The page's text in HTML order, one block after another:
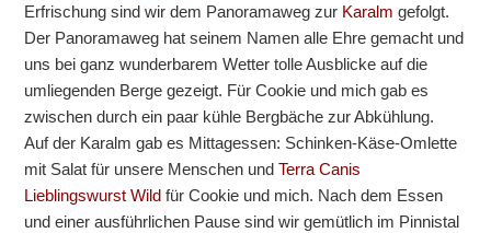
Erfrischung sind wir dem Panoramaweg zur Karalm gefolgt.
Der Panoramaweg hat seinem Namen alle Ehre gemacht und
uns bei ganz wunderbarem Wetter tolle Ausblicke auf die
umliegenden Berge gezeigt. Für Cookie und mich gab es
zwischen durch ein paar kühle Bergbäche zur Abkühlung.
Auf der Karalm gab es Mittagessen: Schinken-Käse-Omlette
mit Salat für unsere Menschen undTerra Canis
Lieblingswurst Wild für Cookie und mich. Nach dem Essen
und einer ausführlichen Pause sind wir gemütlich im Pinnistal